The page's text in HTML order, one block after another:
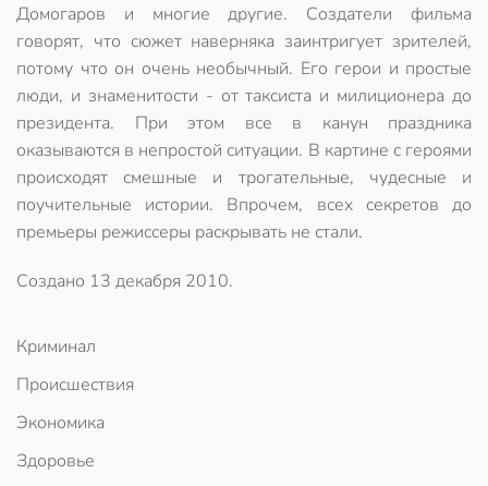
Домогаров и многие другие. Создатели фильма
говорят, что сюжет наверняка заинтригует зрителей,
потому что он очень необычный. Его герои и простые
люди, и знаменитости - от таксиста и милиционера до
президента. При этом все в канун праздника
оказываются в непростой ситуации. В картине с героями
происходят смешные и трогательные, чудесные и
поучительные истории. Впрочем, всех секретов до
премьеры режиссеры раскрывать не стали.
Создано 13 декабря 2010.
Криминал
Происшествия
Экономика
Здоровье